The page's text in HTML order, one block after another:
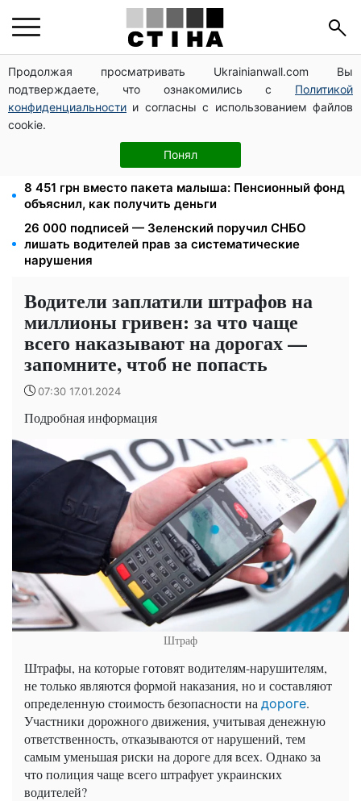
Продолжая просматривать Ukrainianwall.com Вы
подтверждаете, что ознакомились с Политикой
конфиденциальности и согласны с использованием файлов
cookie.
Понял
Федоров уволен и без бронирования: Камельчук
предлагает экс-министру мобилизацию на общих
условиях
10 заявок — и МСЦ МВД приедет в громаду: обмен
прав, регистрация авто и международное
8 451 грн вместо пакета малыша: Пенсионный фонд
объяснил, как получить деньги
26 000 подписей — Зеленский поручил СНБО
лишать водителей прав за систематические
нарушения
Водители заплатили штрафов на
миллионы гривен: за что чаще
всего наказывают на дорогах —
запомните, чтоб не попасть
07:30 17.01.2024
Подробная информация
Штраф
Штрафы, на которые готовят водителям-нарушителям,
не только являются формой наказания, но и составляют
определенную стоимость безопасности на дороге.
Участники дорожного движения, учитывая денежную
ответственность, отказываются от нарушений, тем
самым уменьшая риски на дороге для всех. Однако за
что полиция чаще всего штрафует украинских
водителей?